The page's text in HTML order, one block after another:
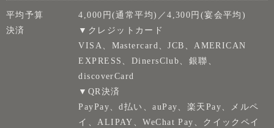
平均予算
4,000円(通常平均)／4,300円(宴会平均)
決済
▼クレジットカード
VISA、Mastercard、JCB、AMERICAN
EXPRESS、DinersClub、銀聯、
discoverCard
▼QR決済
PayPay、d払い、auPay、楽天Pay、メルペ
イ、ALIPAY、WeChat Pay、クイックペイ